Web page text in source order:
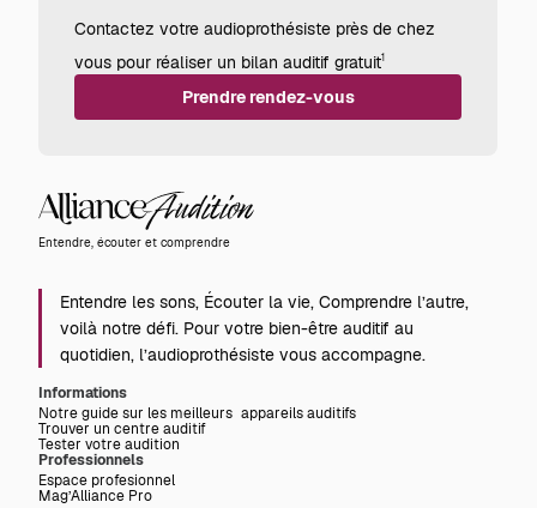
Contactez votre audioprothésiste près de chez
vous pour réaliser un bilan auditif gratuit1
Prendre rendez-vous
Audition
Entendre, écouter et comprendre
Entendre les sons, Écouter la vie, Comprendre l’autre,
voilà notre défi. Pour votre bien-être auditif au
quotidien, l’audioprothésiste vous accompagne.
Informations
Notre guide sur les meilleurs appareils auditifs
Trouver un centre auditif
Tester votre audition
Professionnels
Espace profesionnel
Mag’Alliance Pro